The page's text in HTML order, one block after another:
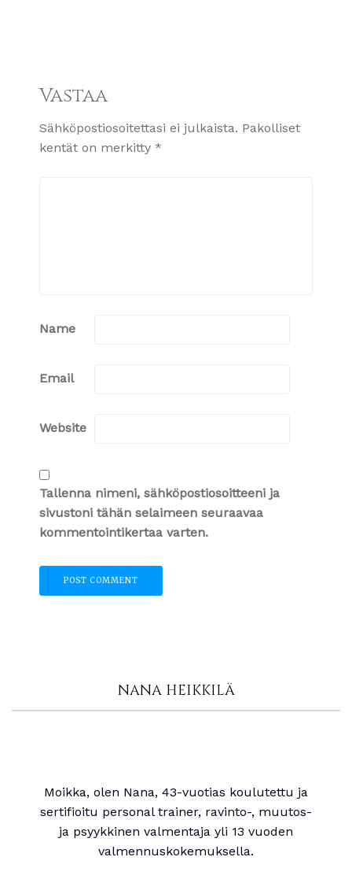
Vastaa
Sähköpostiosoitettasi ei julkaista. Pakolliset
kentät on merkitty *
Name
Email
Website
Tallenna nimeni, sähköpostiosoitteeni ja
sivustoni tähän selaimeen seuraavaa
kommentointikertaa varten.
NANA HEIKKILÄ
Moikka, olen Nana, 43-vuotias koulutettu ja
sertifioitu personal trainer, ravinto-, muutos-
ja psyykkinen valmentaja yli 13 vuoden
valmennuskokemuksella.